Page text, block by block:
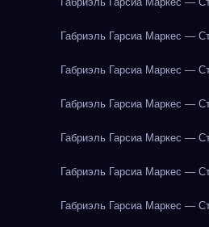
Габриэль Гарсиа Маркес —
Габриэль Гарсиа Маркес —
Габриэль Гарсиа Маркес —
Габриэль Гарсиа Маркес —
Габриэль Гарсиа Маркес —
Габриэль Гарсиа Маркес —